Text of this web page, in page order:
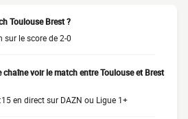
Toulouse Brest ?
le score de 2-0
chaîne voir le match entre Toulouse et Brest
en direct sur DAZN ou Ligue 1+